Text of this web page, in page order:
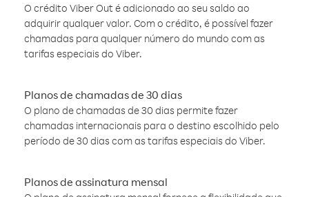
O crédito Viber Out é adicionado ao seu saldo ao
adquirir qualquer valor. Com o crédito, é possível fazer
chamadas para qualquer número do mundo com as
tarifas especiais do Viber.
Planos de chamadas de 30 dias
O plano de chamadas de 30 dias permite fazer
chamadas internacionais para o destino escolhido pelo
período de 30 dias com as tarifas especiais do Viber.
Planos de assinatura mensal